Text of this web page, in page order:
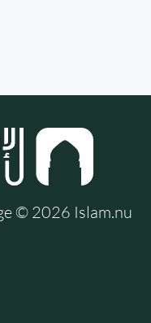
© 2026 Islam.nu